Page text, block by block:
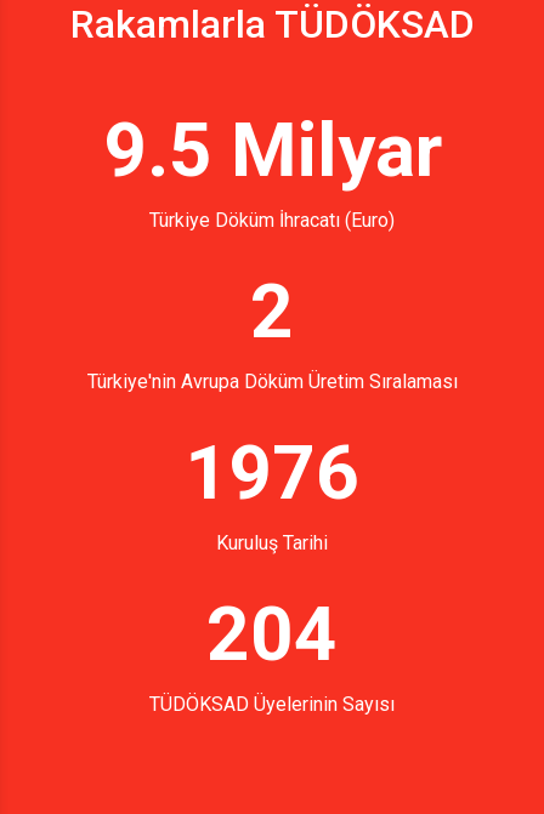
Rakamlarla TÜDÖKSAD
9.5 Milyar
Türkiye Döküm İhracatı (Euro)
2
Türkiye'nin Avrupa Döküm Üretim Sıralaması
1976
Kuruluş Tarihi
204
TÜDÖKSAD Üyelerinin Sayısı